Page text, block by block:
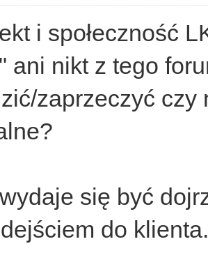
i społeczność
ani nikt z tego
zaprzeczyć
się być
do klienta.